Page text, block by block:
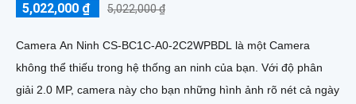
5,022,000 ₫ 5,022,000 ₫
Camera An Ninh CS-BC1C-A0-2C2WPBDL là một Camera
không thể thiếu trong hệ thống an ninh của bạn. Với độ phân
giải 2.0 MP, camera này cho bạn những hình ảnh rõ nét cả ngày